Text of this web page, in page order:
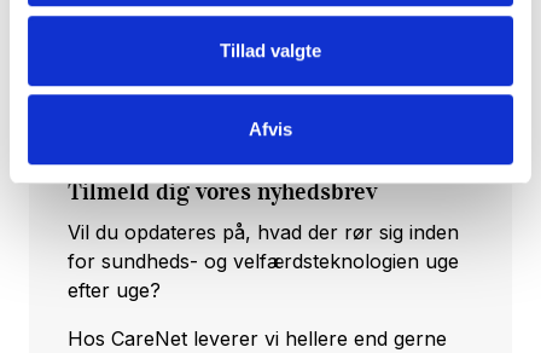
Tillad valgte
Afvis
Tilmeld dig vores nyhedsbrev
Vil du opdateres på, hvad der rør sig inden
for sundheds- og velfærdsteknologien uge
efter uge?
Hos CareNet leverer vi hellere end gerne